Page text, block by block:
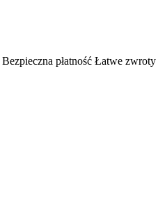
Bezpieczna płatność Łatwe zwroty